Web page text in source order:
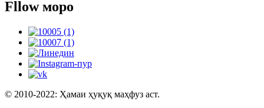
Fllow моро
© 2010-2022: Ҳамаи ҳуқуқ маҳфуз аст.